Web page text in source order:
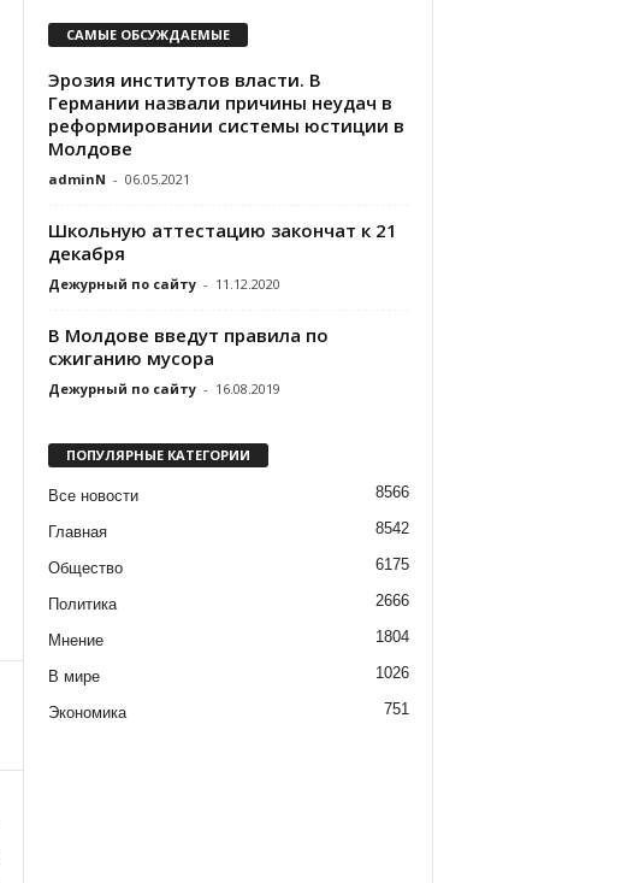
САМЫЕ ОБСУЖДАЕМЫЕ
Эрозия институтов власти. В
Германии назвали причины неудач в
реформировании системы юстиции в
Молдове
adminN - 06.05.2021
Школьную аттестацию закончат к 21
декабря
Дежурный по сайту - 11.12.2020
В Молдове введут правила по
сжиганию мусора
Дежурный по сайту - 16.08.2019
ПОПУЛЯРНЫЕ КАТЕГОРИИ
Все новости 8566
Главная 8542
Общество 6175
Политика 2666
Мнение 1804
В мире 1026
Экономика 751